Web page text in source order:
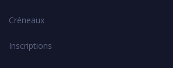
Créneaux
Inscriptions